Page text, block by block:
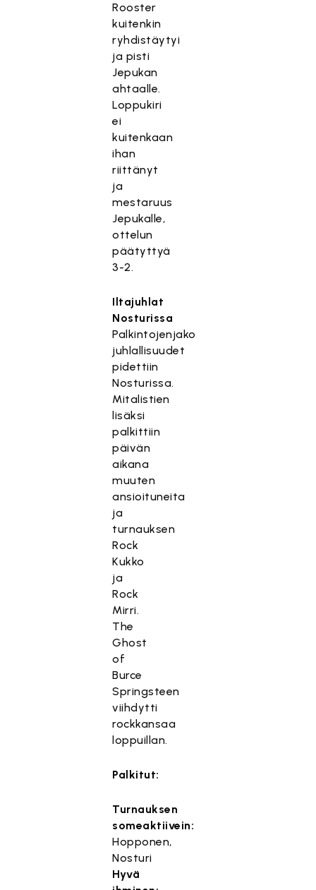
Rooster
kuitenkin
ryhdistäytyi
ja pisti
Jepukan
ahtaalle.
Loppukiri
ei
kuitenkaan
ihan
riittänyt
ja
mestaruus
Jepukalle,
ottelun
päätyttyä
3-2.
Iltajuhlat
Nosturissa
Palkintojenjako
juhlallisuudet
pidettiin
Nosturissa.
Mitalistien
lisäksi
palkittiin
päivän
aikana
muuten
ansioituneita
ja
turnauksen
Rock
Kukko
ja
Rock
Mirri.
The
Ghost
of
Burce
Springsteen
viihdytti
rockkansaa
loppuillan.
Palkitut:
Turnauksen
someaktiivein:
Hopponen,
Nosturi
Hyvä